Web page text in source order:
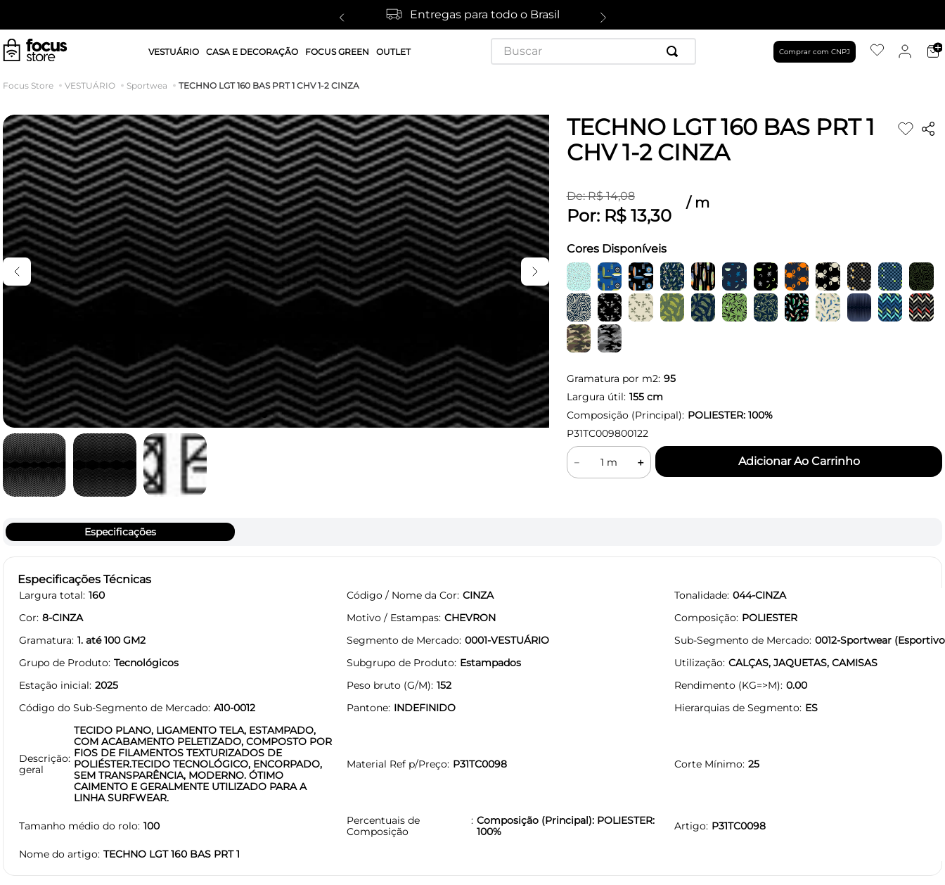
Entregas para todo o Brasil
VESTUÁRIO CASA E DECORAÇÃO FOCUS GREEN OUTLET
Buscar
Comprar com CNPJ
VESTUÁRIO Sportwea TECHNO LGT 160 BAS PRT 1 CHV 1-2 CINZA
TECHNO LGT 160 BAS PRT 1
CHV 1-2 CINZA
De:R$ 14,08
Por: R$ 13,30
/ m
Cores Disponíveis
Gramatura por m2: 95
Largura útil: 155cm
Composição (Principal): POLIESTER: 100%
P31TC009800122
＋
－
Especificações
Especificações Técnicas
Largura total 160 Código / Nome da Cor CINZA Tonalidade 044-CINZA
Cor 8-CINZA Motivo / Estampas CHEVRON Composição POLIESTER
Gramatura 1. até 100 GM2 Segmento de Mercado 0001-VESTUÁRIO Sub-Segmento de Mercado 0012-Sportwear
Grupo de Produto Tecnológicos Subgrupo de Produto Estampados Utilização CALÇAS, JAQUETAS, CAMISAS
Estação inicial 2025 Peso bruto (G/M) 152 Rendimento (KG=>M) 0.00
Código do Sub-Segmento de Mercado A10-0012 Pantone INDEFINIDO Hierarquias de Segmento ES
Descrição
geral
TECIDO PLANO, LIGAMENTO TELA, ESTAMPADO,
COM ACABAMENTO PELETIZADO, COMPOSTO POR
FIOS DE FILAMENTOS TEXTURIZADOS DE
POLIÉSTER.TECIDO TECNOLÓGICO, ENCORPADO,
SEM TRANSPARÊNCIA, MODERNO. ÓTIMO
CAIMENTO E GERALMENTE UTILIZADO PARA A
LINHA SURFWEAR.
Material Ref p/Preço P31TC0098 Corte Mínimo 25
Tamanho médio do rolo 100
Percentuais de
Composição
Composição (Principal): POLIESTER:
100%
Artigo P31TC0098
Nome do artigo TECHNO LGT 160 BAS PRT 1